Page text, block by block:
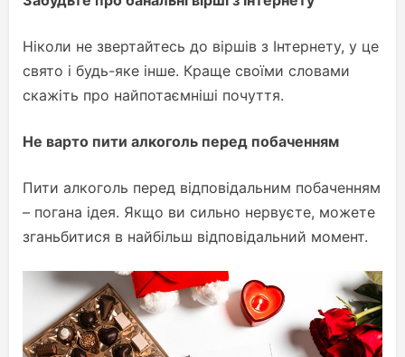
Ніколи не звертайтесь до віршів з Інтернету, у це
свято і будь-яке інше. Краще своїми словами
скажіть про найпотаємніші почуття.
Не варто пити алкоголь перед побаченням
Пити алкоголь перед відповідальним побаченням
– погана ідея. Якщо ви сильно нервуєте, можете
зганьбитися в найбільш відповідальний момент.